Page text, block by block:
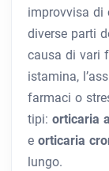
improvvisa di
diverse parti
causa di vari
istamina,
farmaci o
tipi: orticaria
e orticaria
lungo.